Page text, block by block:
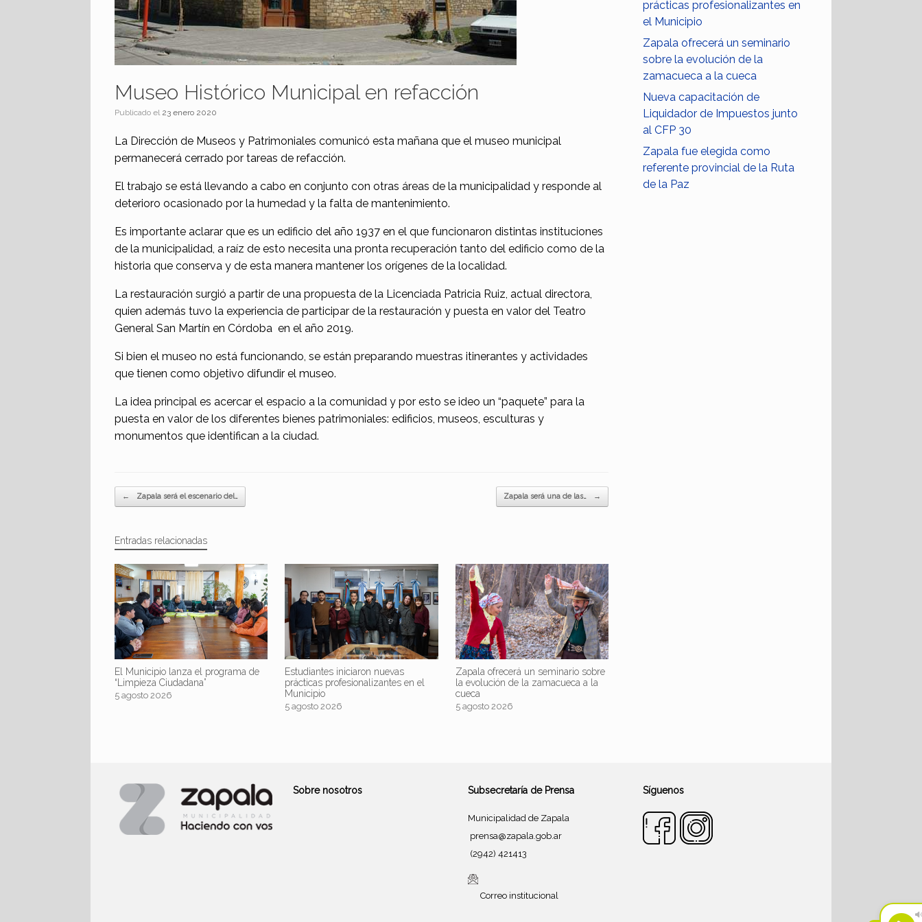
Museo Histórico Municipal en refacción
Publicado el 23 enero 2020
La Dirección de Museos y Patrimoniales comunicó esta mañana que el museo municipal
permanecerá cerrado por tareas de refacción.
El trabajo se está llevando a cabo en conjunto con otras áreas de la municipalidad y responde al
deterioro ocasionado por la humedad y la falta de mantenimiento.
Es importante aclarar que es un edificio del año 1937 en el que funcionaron distintas instituciones
de la municipalidad, a raíz de esto necesita una pronta recuperación tanto del edificio como de la
historia que conserva y de esta manera mantener los orígenes de la localidad.
La restauración surgió a partir de una propuesta de la Licenciada Patricia Ruiz, actual directora,
quien además tuvo la experiencia de participar de la restauración y puesta en valor del Teatro
General San Martín en Córdoba en el año 2019.
Si bien el museo no está funcionando, se están preparando muestras itinerantes y actividades
que tienen como objetivo difundir el museo.
La idea principal es acercar el espacio a la comunidad y por esto se ideo un “paquete” para la
puesta en valor de los diferentes bienes patrimoniales: edificios, museos, esculturas y
monumentos que identifican a la ciudad.
Navegador de artículos
← Zapala será el escenario del… Zapala será una de las… →
Entradas relacionadas
El Municipio lanza el programa de
“Limpieza Ciudadana”
5 agosto 2026
Estudiantes iniciaron nuevas
prácticas profesionalizantes en el
Municipio
5 agosto 2026
Zapala ofrecerá un seminario sobre
la evolución de la zamacueca a la
cueca
5 agosto 2026
prácticas profesionalizantes en
el Municipio
Zapala ofrecerá un seminario
sobre la evolución de la
zamacueca a la cueca
Nueva capacitación de
Liquidador de Impuestos junto
al CFP 30
Zapala fue elegida como
referente provincial de la Ruta
de la Paz
Sobre nosotros Subsecretaría de Prensa
Municipalidad de Zapala
prensa@zapala.gob.ar
(2942) 421413
Correo institucional
Síguenos